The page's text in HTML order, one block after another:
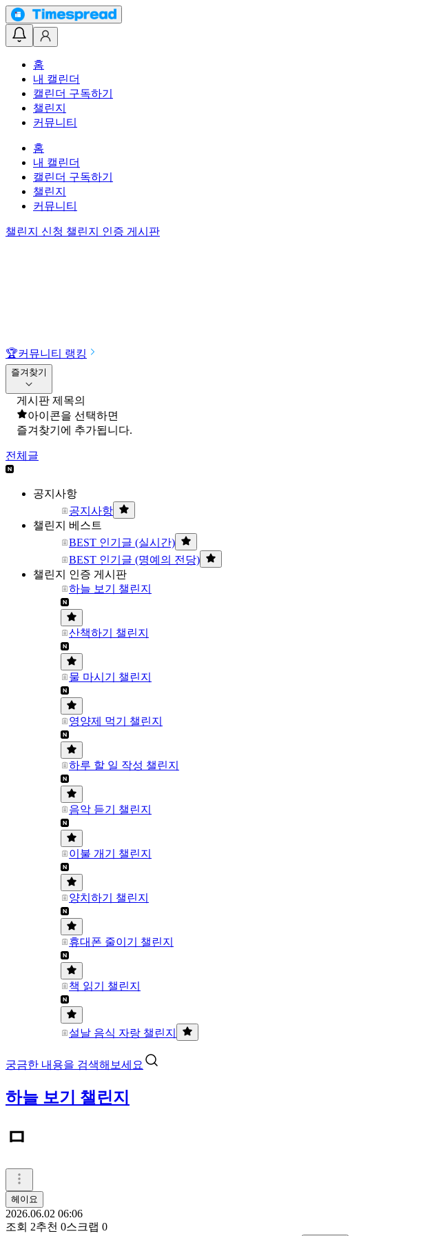
홈
내 캘린더
캘린더 구독하기
챌린지
커뮤니티
홈
내 캘린더
캘린더 구독하기
챌린지
커뮤니티
챌린지 신청 챌린지 인증 게시판
🏆커뮤니티 랭킹
즐겨찾기
게시판 제목의
아이콘을 선택하면
즐겨찾기에 추가됩니다.
전체글
공지사항
공지사항
챌린지 베스트
BEST 인기글 (실시간)
BEST 인기글 (명예의 전당)
챌린지 인증 게시판
하늘 보기 챌린지
산책하기 챌린지
물 마시기 챌린지
영양제 먹기 챌린지
하루 할 일 작성 챌린지
음악 듣기 챌린지
이불 개기 챌린지
양치하기 챌린지
휴대폰 줄이기 챌린지
책 읽기 챌린지
설날 음식 자랑 챌린지
궁금한 내용을 검색해보세요
하늘 보기 챌린지
ㅁ
헤이요
2026.06.02 06:06
조회 2추천 0스크랩 0